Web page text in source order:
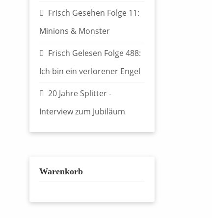
Frisch Gesehen Folge 11:
Minions & Monster
Frisch Gelesen Folge 488:
Ich bin ein verlorener Engel
20 Jahre Splitter -
Interview zum Jubiläum
Warenkorb